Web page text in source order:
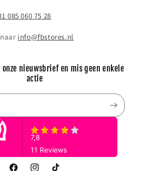
085 060 75 28
info@fbstores.nl
nieuwsbrief en mis geen enkele
actie